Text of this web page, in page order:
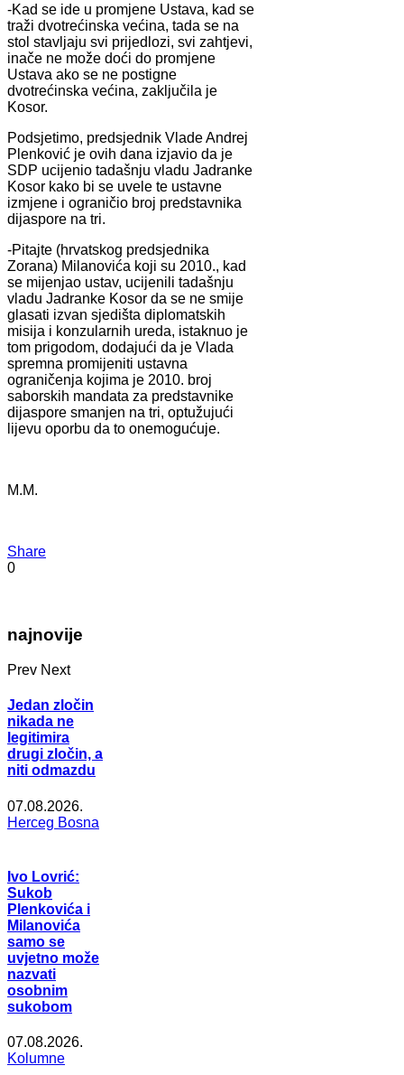
-Kad se ide u promjene Ustava, kad se
traži dvotrećinska većina, tada se na
stol stavljaju svi prijedlozi, svi zahtjevi,
inače ne može doći do promjene
Ustava ako se ne postigne
dvotrećinska većina, zaključila je
Kosor.
Podsjetimo, predsjednik Vlade Andrej
Plenković je ovih dana izjavio da je
SDP ucijenio tadašnju vladu Jadranke
Kosor kako bi se uvele te ustavne
izmjene i ograničio broj predstavnika
dijaspore na tri.
-Pitajte (hrvatskog predsjednika
Zorana) Milanovića koji su 2010., kad
se mijenjao ustav, ucijenili tadašnju
vladu Jadranke Kosor da se ne smije
glasati izvan sjedišta diplomatskih
misija i konzularnih ureda, istaknuo je
tom prigodom, dodajući da je Vlada
spremna promijeniti ustavna
ograničenja kojima je 2010. broj
saborskih mandata za predstavnike
dijaspore smanjen na tri, optužujući
lijevu oporbu da to onemogućuje.
M.M.
Share
0
najnovije
Prev Next
Jedan zločin
nikada ne
legitimira
drugi zločin, a
niti odmazdu
07.08.2026.
Herceg Bosna
Ivo Lovrić:
Sukob
Plenkovića i
Milanovića
samo se
uvjetno može
nazvati
osobnim
sukobom
07.08.2026.
Kolumne